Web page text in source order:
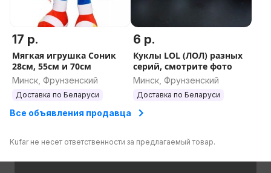
17 р.
Мягкая игрушка Соник
28см, 55см и 70см
Минск, Фрунзенский
Доставка по Беларуси
6 р.
Куклы LOL (ЛОЛ) разных
серий, смотрите фото
Минск, Фрунзенский
Доставка по Беларуси
Все объявления продавца
Kufar не несет ответственности за предлагаемый товар.